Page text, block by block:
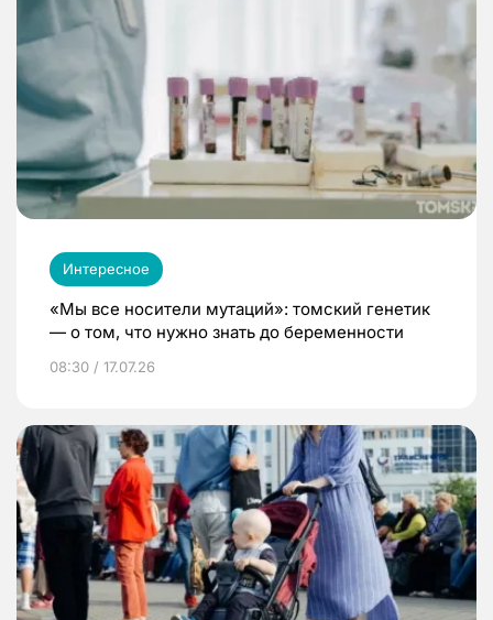
Интересное
«Мы все носители мутаций»: томский генетик
— о том, что нужно знать до беременности
08:30 / 17.07.26